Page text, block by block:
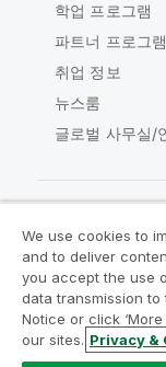
학업 프로그램
파트너 프로그램
취업 정보
뉴스룸
글로벌 사무실/
법적 계약 제
Legal Policies
We use cookies to
and to deliver
you accept the use
data transmission to
Notice or click
our sites. Privacy &